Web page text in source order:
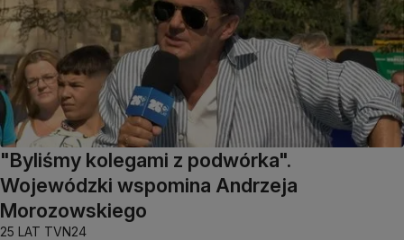
"Byliśmy kolegami z podwórka".
Wojewódzki wspomina Andrzeja
Morozowskiego
25 LAT TVN24